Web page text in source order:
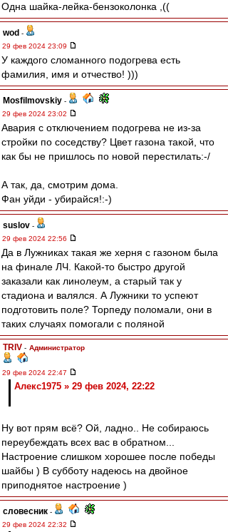
Одна шайка-лейка-бензоколонка ,((
wod -
29 фев 2024 23:09
У каждого сломанного подогрева есть
фамилия, имя и отчество! )))
Mosfilmovskiy -
29 фев 2024 23:02
Авария с отключением подогрева не из-за
стройки по соседству? Цвет газона такой, что
как бы не пришлось по новой перестилать:-/
А так, да, смотрим дома.
Фан уйди - убирайся!:-)
suslov -
29 фев 2024 22:56
Да в Лужниках такая же херня с газоном была
на финале ЛЧ. Какой-то быстро другой
заказали как линолеум, а старый так у
стадиона и валялся. А Лужники то успеют
подготовить поле? Торпеду поломали, они в
таких случаях помогали с поляной
TRIV - Администратор
29 фев 2024 22:47
Алекс1975 » 29 фев 2024, 22:22
Ну вот прям всё? Ой, ладно.. Не собираюсь
переубеждать всех вас в обратном...
Настроение слишком хорошее после победы
шайбы ) В субботу надеюсь на двойное
приподнятое настроение )
словесник -
29 фев 2024 22:32